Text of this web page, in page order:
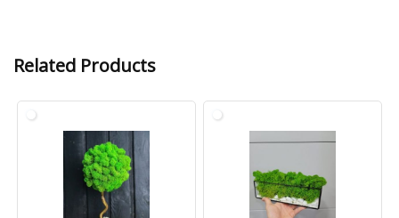
Related Products